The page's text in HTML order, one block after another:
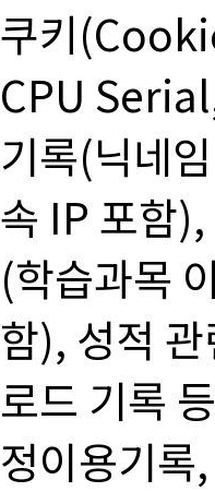
쿠키
CPU
기록(닉네
속 IP 포함
(학습과목
함), 성적
로드 기록
정이용기록